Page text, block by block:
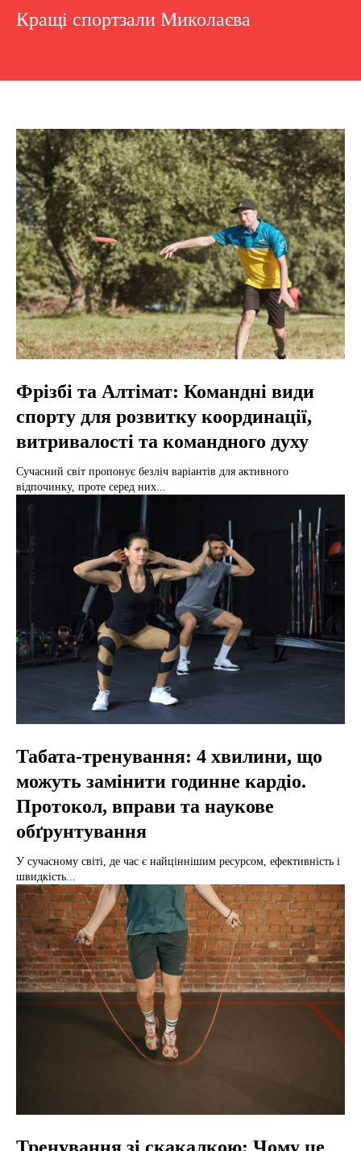
Кращі спортзали Миколаєва
Фрізбі та Алтімат: Командні види
спорту для розвитку координації,
витривалості та командного духу
Сучасний світ пропонує безліч варіантів для активного
відпочинку, проте серед них...
Табата-тренування: 4 хвилини, що
можуть замінити годинне кардіо.
Протокол, вправи та наукове
обґрунтування
У сучасному світі, де час є найціннішим ресурсом, ефективність і
швидкість...
Тренування зі скакалкою: Чому це